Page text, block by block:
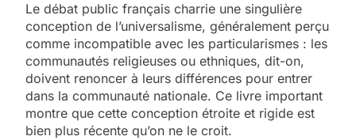
Le débat public français charrie une singulière
conception de l’universalisme, généralement perçu
comme incompatible avec les particularismes : les
communautés religieuses ou ethniques, dit-on,
doivent renoncer à leurs différences pour entrer
dans la communauté nationale. Ce livre important
montre que cette conception étroite et rigide est
bien plus récente qu’on ne le croit.